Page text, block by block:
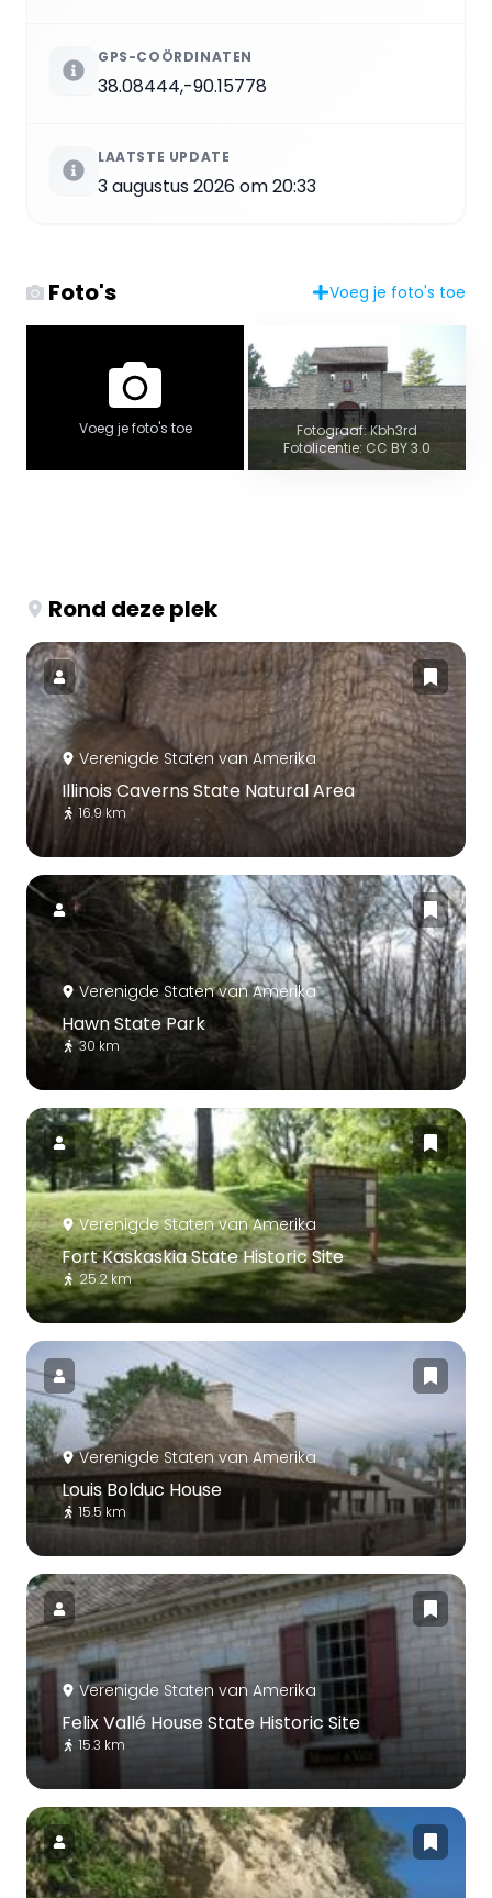
GPS-COÖRDINATEN
38.08444,-90.15778
LAATSTE UPDATE
3 augustus 2026 om 20:33
Foto's Voeg je foto's toe
Voeg je foto's toe
Fotograaf: Kbh3rd
Fotolicentie: CC BY 3.0
Rond deze plek
Verenigde Staten van Amerika
Illinois Caverns State Natural Area
16.9 km
Verenigde Staten van Amerika
Hawn State Park
30 km
Verenigde Staten van Amerika
Fort Kaskaskia State Historic Site
25.2 km
Verenigde Staten van Amerika
Louis Bolduc House
15.5 km
Verenigde Staten van Amerika
Felix Vallé House State Historic Site
15.3 km